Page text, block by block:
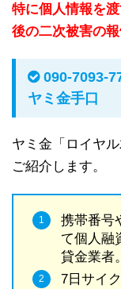
特に個人情報を
後の二次被害の
090-7093-
ヤミ金手口
ヤミ金「ロイヤ
ご紹介します。
携帯番号
て個人融
貸金業者。
7日サイ